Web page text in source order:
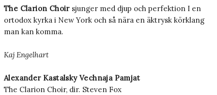
The Clarion Choirsjunger med djup och perfektion I en
ortodox kyrka i New York och så nära en äktrysk körklang
man kan komma.
Kaj Engelhart
Alexander Kastalsky Vechnaja Pamjat
The Clarion Choir, dir. Steven Fox